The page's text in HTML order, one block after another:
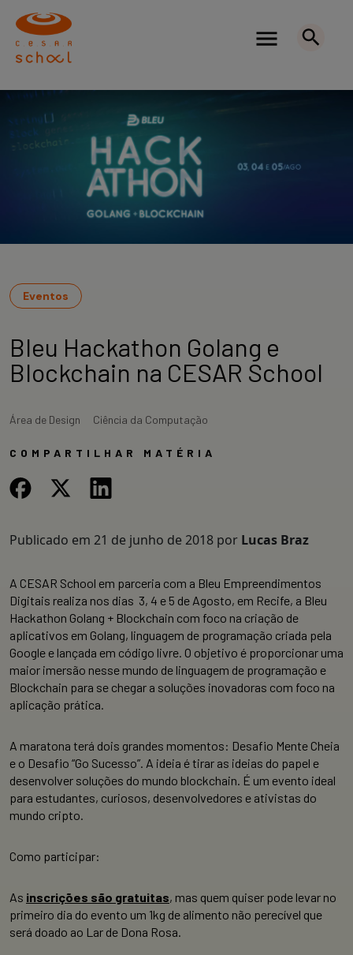
Eventos
Bleu Hackathon Golang e
Blockchain na CESAR School
Área de Design Ciência da Computação
COMPARTILHAR MATÉRIA
Publicado em 21 de junho de 2018 por Lucas Braz
A CESAR School em parceria com a Bleu Empreendimentos
Digitais realiza nos dias 3, 4 e 5 de Agosto, em Recife, a Bleu
Hackathon Golang + Blockchain com foco na criação de
aplicativos em Golang, linguagem de programação criada pela
Google e lançada em código livre. O objetivo é proporcionar uma
maior imersão nesse mundo de linguagem de programação e
Blockchain para se chegar a soluções inovadoras com foco na
aplicação prática.
A maratona terá dois grandes momentos: Desafio Mente Cheia
e o Desafio “Go Sucesso”. A ideia é tirar as ideias do papel e
desenvolver soluções do mundo blockchain. É um evento ideal
para estudantes, curiosos, desenvolvedores e ativistas do
mundo cripto.
Como participar:
As inscrições são gratuitas, mas quem quiser pode levar no
primeiro dia do evento um 1kg de alimento não perecível que
será doado ao Lar de Dona Rosa.